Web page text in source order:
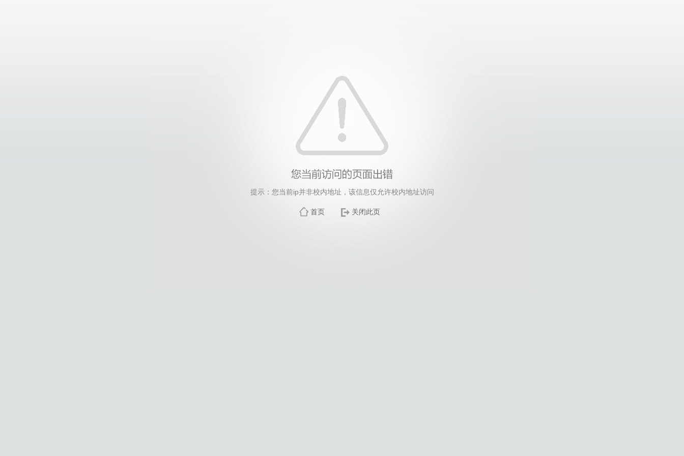
提示：您当前ip并非校内地址，该信息仅允许校内地址访问
首页 关闭此页